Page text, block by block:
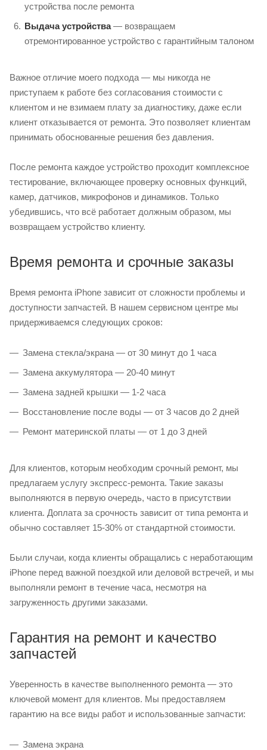
устройства после ремонта
Выдача устройства— возвращаем
отремонтированное устройство с гарантийным талоном
Важное отличие моего подхода — мы никогда не
приступаем к работе без согласования стоимости с
клиентом и не взимаем плату за диагностику, даже если
клиент отказывается от ремонта. Это позволяет клиентам
принимать обоснованные решения без давления.
После ремонта каждое устройство проходит комплексное
тестирование, включающее проверку основных функций,
камер, датчиков, микрофонов и динамиков. Только
убедившись, что всё работает должным образом, мы
возвращаем устройство клиенту.
Время ремонта и срочные заказы
Время ремонта iPhone зависит от сложности проблемы и
доступности запчастей. В нашем сервисном центре мы
придерживаемся следующих сроков:
Замена стекла/экрана — от 30 минут до 1 часа
Замена аккумулятора — 20-40 минут
Замена задней крышки — 1-2 часа
Восстановление после воды — от 3 часов до 2 дней
Ремонт материнской платы — от 1 до 3 дней
Для клиентов, которым необходим срочный ремонт, мы
предлагаем услугу экспресс-ремонта. Такие заказы
выполняются в первую очередь, часто в присутствии
клиента. Доплата за срочность зависит от типа ремонта и
обычно составляет 15-30% от стандартной стоимости.
Были случаи, когда клиенты обращались с неработающим
iPhone перед важной поездкой или деловой встречей, и мы
выполняли ремонт в течение часа, несмотря на
загруженность другими заказами.
Гарантия на ремонт и качество
запчастей
Уверенность в качестве выполненного ремонта — это
ключевой момент для клиентов. Мы предоставляем
гарантию на все виды работ и использованные запчасти:
Замена экрана